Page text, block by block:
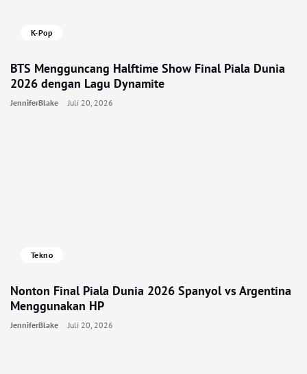
K-Pop
BTS Mengguncang Halftime Show Final Piala Dunia
2026 dengan Lagu Dynamite
JenniferBlake Juli 20, 2026
Tekno
Nonton Final Piala Dunia 2026 Spanyol vs Argentina
Menggunakan HP
JenniferBlake Juli 20, 2026